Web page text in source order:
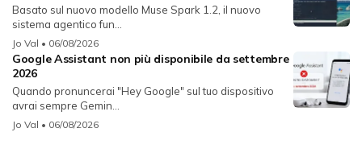
Basato sul nuovo modello Muse Spark 1.2, il nuovo
sistema agentico fun...
Jo Val • 06/08/2026
Google Assistant non più disponibile da settembre
2026
Quando pronuncerai "Hey Google" sul tuo dispositivo
avrai sempre Gemin...
Jo Val • 06/08/2026